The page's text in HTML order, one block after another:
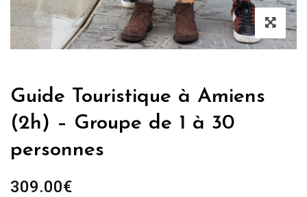
Guide Touristique à Amiens
(2h) – Groupe de 1 à 30
personnes
309.00€